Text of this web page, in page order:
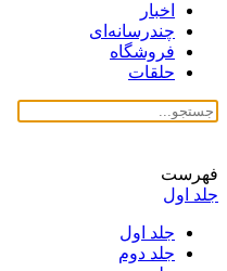
اخبار
چندرسانه‌ای
فروشگاه
حلقات
فهرست
جلد اول
جلد اول
جلد دوم